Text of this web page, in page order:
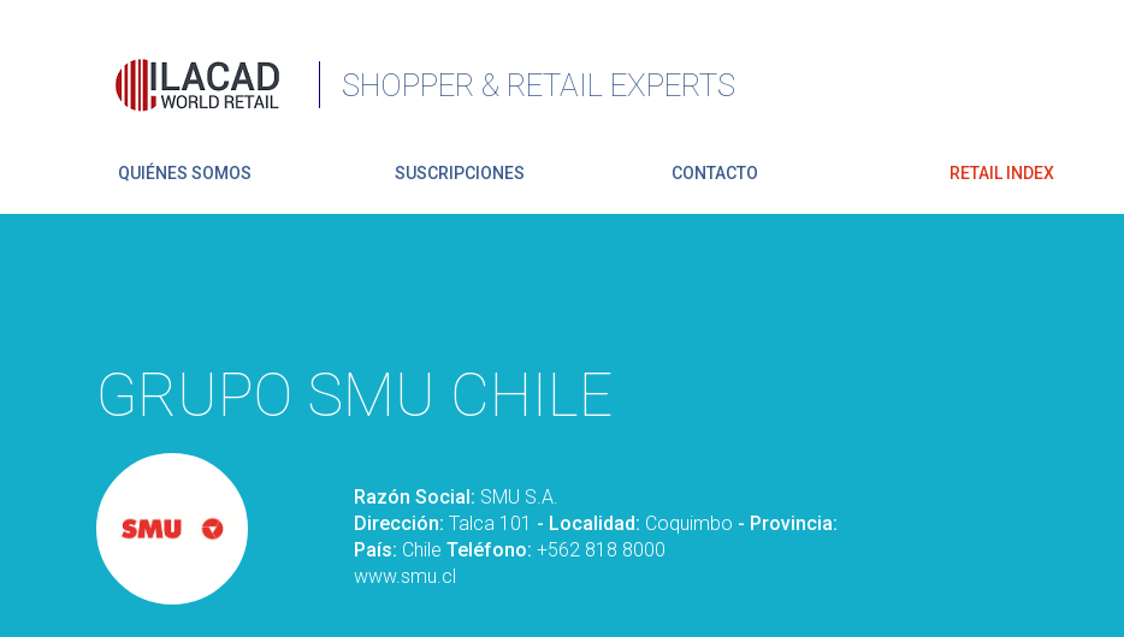
SHOPPER & RETAIL EXPERTS
QUIÉNES SOMOS SUSCRIPCIONES CONTACTO RETAIL INDEX
GRUPO SMU CHILE
Razón Social: SMU S.A.
Dirección: Talca 101 - Localidad: Coquimbo - Provincia:
País: Chile Teléfono: +562 818 8000
www.smu.cl